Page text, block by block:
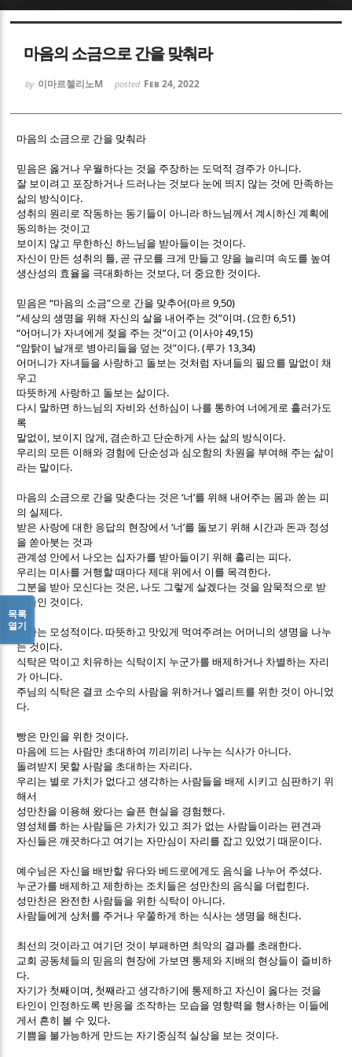
마음의 소금으로 간을 맞춰라
by 이마르첼리노M posted Feb 24, 2022
마음의 소금으로 간을 맞춰라
믿음은 옳거나 우월하다는 것을 주장하는 도덕적 경주가 아니다.
잘 보이려고 포장하거나 드러나는 것보다 눈에 띄지 않는 것에 만족하는
삶의 방식이다.
성취의 원리로 작동하는 동기들이 아니라 하느님께서 계시하신 계획에
동의하는 것이고
보이지 않고 무한하신 하느님을 받아들이는 것이다.
자신이 만든 성취의 틀, 곧 규모를 크게 만들고 양을 늘리며 속도를 높여
생산성의 효율을 극대화하는 것보다, 더 중요한 것이다.
믿음은“마음의 소금”으로 간을 맞추어(마르9,50)
“세상의 생명을 위해 자신의 살을 내어주는 것”이며 . (요한6,51)
“어머니가 자녀에게 젖을 주는 것”이고(이사야49,15)
“암탉이 날개로 병아리들을 덮는 것”이다. (루가 13,34)
어머니가 자녀들을 사랑하고 돌보는 것처럼 자녀들의 필요를 말없이 채
우고
따뜻하게 사랑하고 돌보는 삶이다.
다시 말하면 하느님의 자비와 선하심이 나를 통하여 너에게로 흘러가도
록
말없이 , 보이지 않게 , 겸손하고 단순하게 사는 삶의 방식이다.
우리의 모든 이해와 경험에 단순성과 심오함의 차원을 부여해 주는 삶이
라는 말이다.
마음의 소금으로 간을 맞춘다는 것은‘너’를 위해 내어주는 몸과 쏟는 피
의 실제다.
받은 사랑에 대한 응답의 현장에서‘너’를 돌보기 위해 시간과 돈과 정성
을 쏟아붓는 것과
관계성 안에서 나오는 십자가를 받아들이기 위해 흘리는 피다.
우리는 미사를 거행할 때마다 제대 위에서 이를 목격한다.
그분을 받아 모신다는 것은, 나도 그렇게 살겠다는 것을 암묵적으로 받
아들인 것이다.
식사는 모성적이다.따뜻하고 맛있게 먹여주려는 어머니의 생명을 나누
는 것이다.
식탁은 먹이고 치유하는 식탁이지 누군가를 배제하거나 차별하는 자리
가 아니다.
주님의 식탁은 결코 소수의 사람을 위하거나 엘리트를 위한 것이 아니었
다.
빵은 만인을 위한 것이다.
마음에 드는 사람만 초대하여 끼리끼리 나누는 식사가 아니다.
돌려받지 못할 사람을 초대하는 자리다.
우리는 별로 가치가 없다고 생각하는 사람들을 배제 시키고 심판하기 위
해서
성만찬을 이용해 왔다는 슬픈 현실을 경험했다.
영성체를 하는 사람들은 가치가 있고 죄가 없는 사람들이라는 편견과
자신들은 깨끗하다고 여기는 자만심이 자리를 잡고 있었기 때문이다.
예수님은 자신을 배반할 유다와 베드로에게도 음식을 나누어 주셨다.
누군가를 배제하고 제한하는 조치들은 성만찬의 음식을 더럽힌다.
성만찬은 완전한 사람들을 위한 식탁이 아니다.
사람들에게 상처를 주거나 우쭐하게 하는 식사는 생명을 해친다.
최선의 것이라고 여기던 것이 부패하면 최악의 결과를 초래한다.
교회 공동체들의 믿음의 현장에 가보면 통제와 지배의 현상들이 즐비하
다.
자기가 첫째이며 , 첫째라고 생각하기에 통제하고 자신이 옳다는 것을
타인이 인정하도록 반응을 조작하는 모습을 영향력을 행사하는 이들에
게서 흔히 볼 수 있다.
기쁨을 불가능하게 만드는 자기중심적 실상을 보는 것이다.
목록
열기
Sketchbook5, 스케치북5
Sketchbook5, 스케치북5
Sketchbook5, 스케치북5
Sketchbook5, 스케치북5